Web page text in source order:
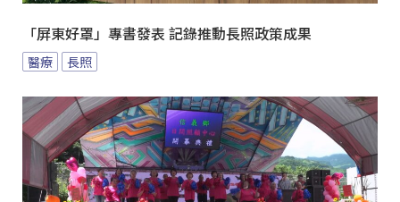
「屏東好罩」專書發表 記錄推動長照政策成果
醫療 長照